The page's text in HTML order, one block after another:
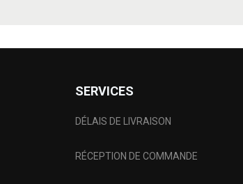
SERVICES
DÉLAIS DE LIVRAISON
RÉCEPTION DE COMMANDE